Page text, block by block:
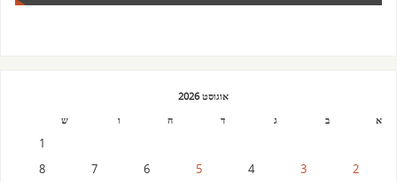
אוגוסט 2026
א
ב ג ד ה ו ש
1
2
3
4
5
6
7
8